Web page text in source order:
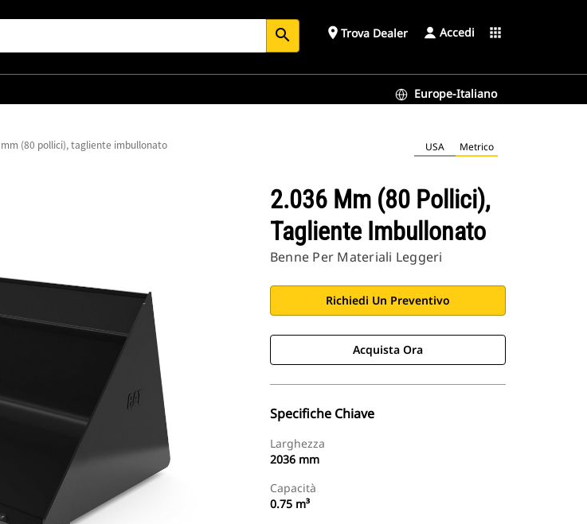
search place Trova Dealer Accedi apps
Europe-Italiano
(80 pollici), tagliente imbullonato USA Metrico
2.036 Mm (80 Pollici),
Tagliente Imbullonato
Benne Per Materiali Leggeri
Richiedi Un Preventivo
Acquista Ora
Specifiche Chiave
Larghezza
2036 mm
Capacità
0.75 m³